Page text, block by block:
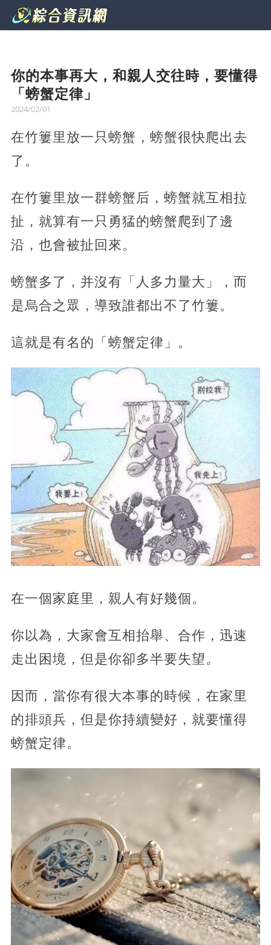
你的本事再大，和親人交往時，要懂得
「螃蟹定律」
2024/02/01
在竹簍里放一只螃蟹，螃蟹很快爬出去
了。
在竹簍里放一群螃蟹后，螃蟹就互相拉
扯，就算有一只勇猛的螃蟹爬到了邊
沿，也會被扯回來。
螃蟹多了，并沒有「人多力量大」，而
是烏合之眾，導致誰都出不了竹簍。
這就是有名的「螃蟹定律」。
在一個家庭里，親人有好幾個。
你以為，大家會互相抬舉、合作，迅速
走出困境，但是你卻多半要失望。
因而，當你有很大本事的時候，在家里
的排頭兵，但是你持續變好，就要懂得
螃蟹定律。